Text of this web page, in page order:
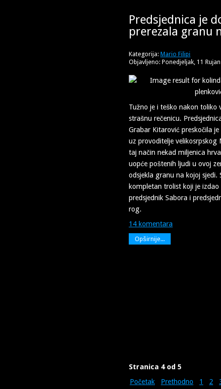
Predsjednica je
prerezala granu
Kategorija: Mario Filipi
Objavljeno: Ponedjeljak, 11
Tužno je i teško nakon toliko
strašnu rečenicu.
Grabar Kitarović preskočila
uz provoditelje
taj način nekad miljenica
uopće poštenih ljudi u ovoj
odsjekla granu na kojoj sjedi.
kompletan trolist koji je
predsjednik Sabora i
rog.
14 komentara
Opširnije...
Stranica 4 od 5
Početak
Prethodno 1 2